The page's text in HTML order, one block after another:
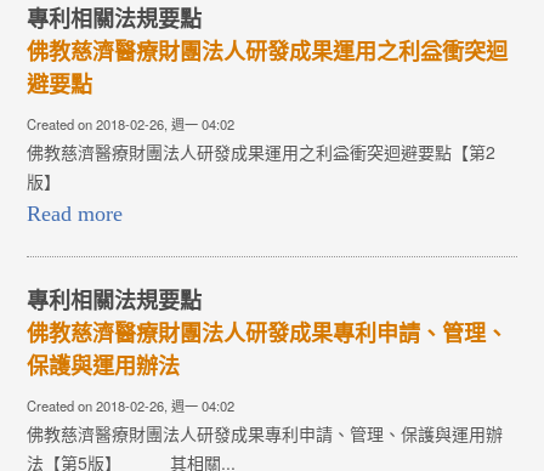
專利相關法規要點
佛教慈濟醫療財團法人研發成果運用之利益衝突迴
避要點
Created on 2018-02-26, 週一 04:02
佛教慈濟醫療財團法人研發成果運用之利益衝突迴避要點【第2
版】
Read more
專利相關法規要點
佛教慈濟醫療財團法人研發成果專利申請、管理、
保護與運用辦法
Created on 2018-02-26, 週一 04:02
佛教慈濟醫療財團法人研發成果專利申請、管理、保護與運用辦
法【第5版】 其相關...